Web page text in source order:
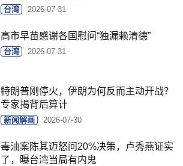
台湾 2026-07-31
高市早苗感谢各国慰问“独漏赖清德”
台湾 2026-07-31
特朗普刚停火，伊朗为何反而主动开战？
专家揭背后算计
新闻解画 2026-07-30
毒油案陈其迈怒问20%决策，卢秀燕证实
了，曝台湾当局有内鬼